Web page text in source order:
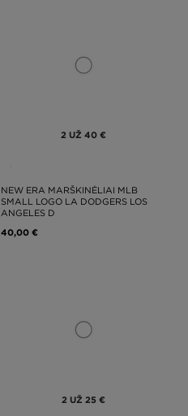
2 UŽ 40 €
NEW ERA MARŠKINĖLIAI MLB
SMALL LOGO LA DODGERS LOS
ANGELES D
40,00 €
2 UŽ 25 €